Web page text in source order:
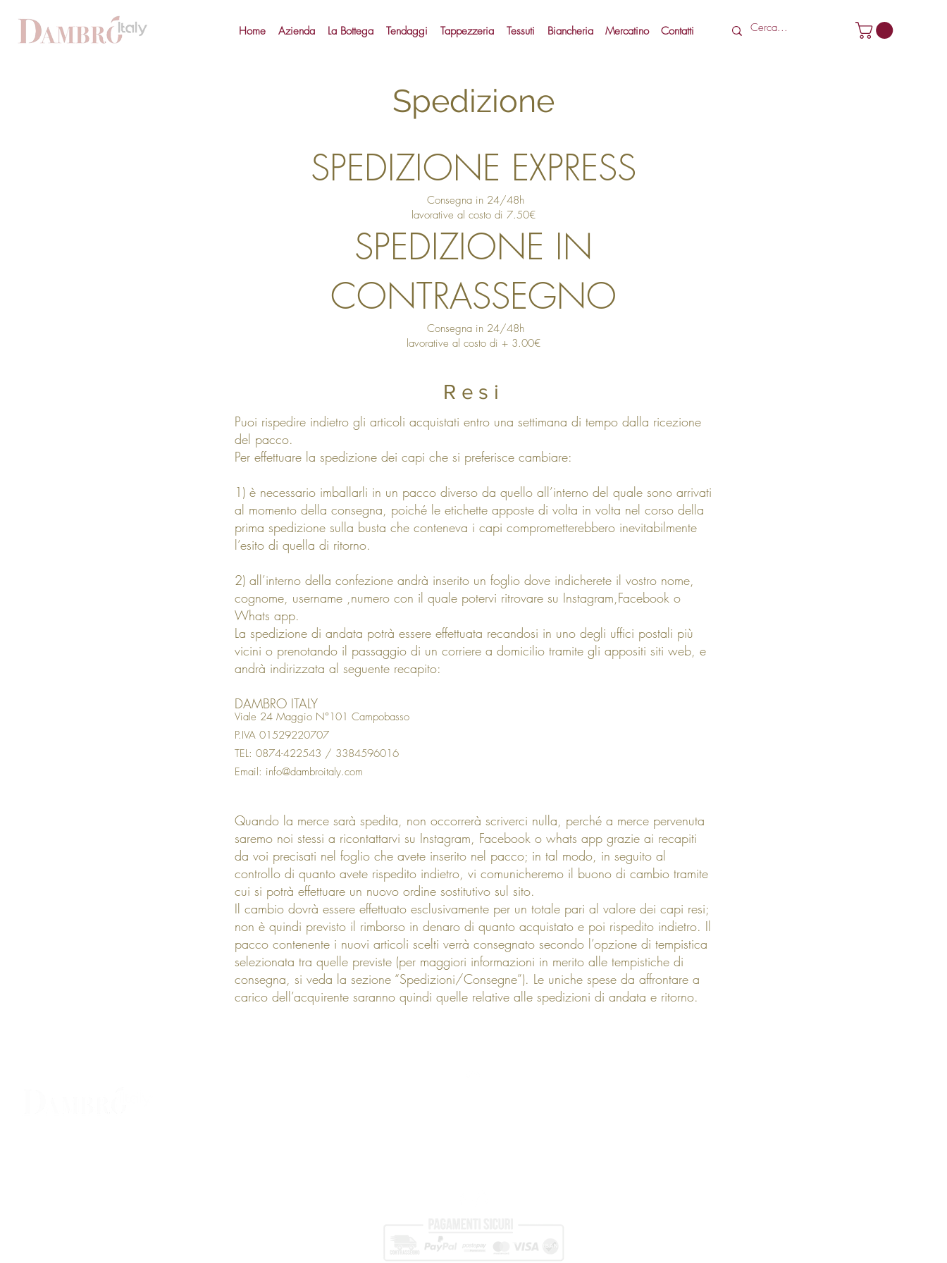
Home Azienda La Bottega Tendaggi Tappezzeria Tessuti Biancheria Mercatino Contatti
Spedizione
SPEDIZIONE EXPRESS
Consegna in 24/48h
lavorative al costo di 7.50€
SPEDIZIONE IN
CONTRASSEGNO
Consegna in 24/48h
lavorative al costo di + 3.00€
Resi
Puoi rispedire indietro gli articoli acquistati entro una settimana di tempo dalla ricezione
del pacco.
Per effettuare la spedizione dei capi che si preferisce cambiare:
1) è necessario imballarli in un pacco diverso da quello all’interno del quale sono arrivati
al momento della consegna, poiché le etichette apposte di volta in volta nel corso della
prima spedizione sulla busta che conteneva i capi comprometterebbero inevitabilmente
l’esito di quella di ritorno.
2) all’interno della confezione andrà inserito un foglio dove indicherete il vostro nome,
cognome, username ,numero con il quale potervi ritrovare su Instagram,Facebook o
Whats app.
La spedizione di andata potrà essere effettuata recandosi in uno degli uffici postali più
vicini o prenotando il passaggio di un corriere a domicilio tramite gli appositi siti web, e
andrà indirizzata al seguente recapito:
DAMBRO ITALY
Viale 24 Maggio N°101 Campobasso
P.IVA 01529220707
TEL: 0874-422543 / 3384596016
Email: info@dambroitaly.com
Quando la merce sarà spedita, non occorrerà scriverci nulla, perché a merce pervenuta
saremo noi stessi a ricontattarvi su Instagram, Facebook o whats app grazie ai recapiti
da voi precisati nel foglio che avete inserito nel pacco; in tal modo, in seguito al
controllo di quanto avete rispedito indietro, vi comunicheremo il buono di cambio tramite
cui si potrà effettuare un nuovo ordine sostitutivo sul sito.
Il cambio dovrà essere effettuato esclusivamente per un totale pari al valore dei capi resi;
non è quindi previsto il rimborso in denaro di quanto acquistato e poi rispedito indietro. Il
pacco contenente i nuovi articoli scelti verrà consegnato secondo l’opzione di tempistica
selezionata tra quelle previste (per maggiori informazioni in merito alle tempistiche di
consegna, si veda la sezione “Spedizioni/Consegne”). Le uniche spese da affrontare a
carico dell’acquirente saranno quindi quelle relative alle spedizioni di andata e ritorno.